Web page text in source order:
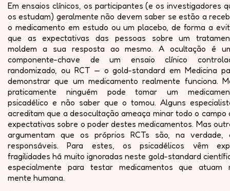
Em ensaios clínicos, os participantes (e os investigadores
os estudam) geralmente não devem saber se estão a
o medicamento em estudo ou um placebo, de forma a
que as expectativas das pessoas sobre um
moldem a sua resposta ao mesmo. A ocultação é
componente-chave de um ensaio clínico
randomizado, ou RCT — o gold-standard em Medicina
demonstrar que um medicamento realmente funciona.
praticamente ninguém pode tomar um
psicadélico e não saber que o tomou. Alguns
acreditam que a desocultação ameaça minar todo o campo
expectativas sobre o poder destes medicamentos. Mas
argumentam que os próprios RCTs são, na verdade,
responsáveis. Para estes, os psicadélicos vêm
fragilidades há muito ignoradas neste gold-standard
especialmente para testar medicamentos que atuam
mente humana.